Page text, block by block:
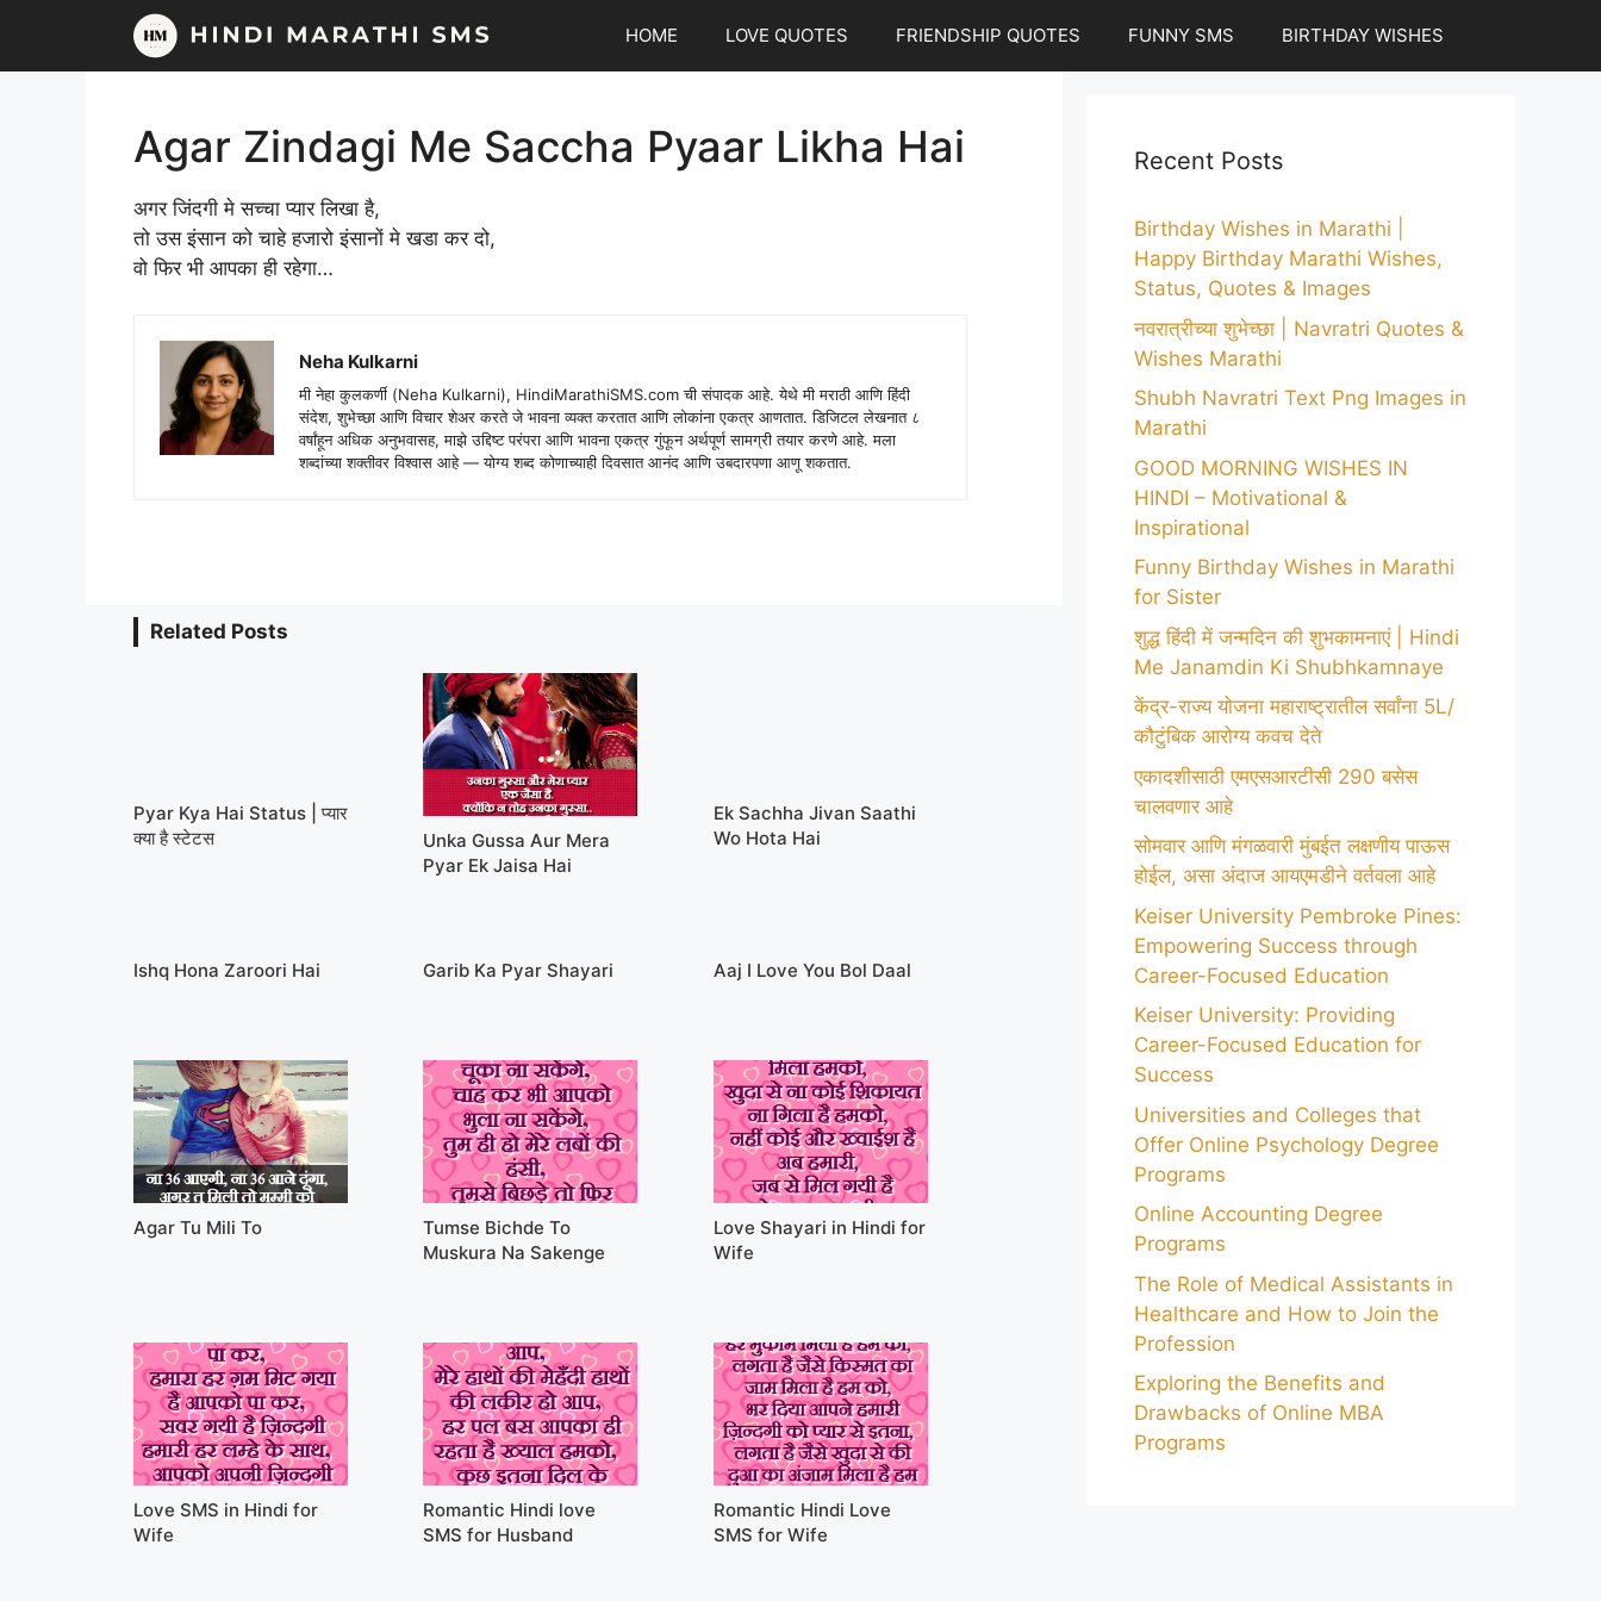
content
HOME LOVE QUOTES FRIENDSHIP QUOTES FUNNY SMS BIRTHDAY WISHES
Agar Zindagi Me Saccha Pyaar Likha Hai
अगर जिंदगी मे सच्चा प्यार लिखा है,
तो उस इंसान को चाहे हजारो इंसानों मे खडा कर दो,
वो फिर भी आपका ही रहेगा…
Neha Kulkarni
मी नेहा कुलकर्णी (Neha Kulkarni), HindiMarathiSMS.com ची संपादक आहे. येथे मी मराठी आणि हिंदी
संदेश, शुभेच्छा आणि विचार शेअर करते जे भावना व्यक्त करतात आणि लोकांना एकत्र आणतात. डिजिटल लेखनात ८
वर्षांहून अधिक अनुभवासह, माझे उद्दिष्ट परंपरा आणि भावना एकत्र गुंफून अर्थपूर्ण सामग्री तयार करणे आहे. मला
शब्दांच्या शक्तीवर विश्वास आहे — योग्य शब्द कोणाच्याही दिवसात आनंद आणि उबदारपणा आणू शकतात.
Related Posts
Pyar Kya Hai Status | प्यार
क्या है स्टेटस
Unka Gussa Aur Mera
Pyar Ek Jaisa Hai
Ek Sachha Jivan Saathi
Wo Hota Hai
Ishq Hona Zaroori Hai Garib Ka Pyar Shayari Aaj I Love You Bol Daal
Agar Tu Mili To
Tumse Bichde To
Muskura Na Sakenge
Love Shayari in Hindi for
Wife
Love SMS in Hindi for
Wife
Romantic Hindi love
SMS for Husband
Romantic Hindi Love
SMS for Wife
Recent Posts
Birthday Wishes in Marathi |
Happy Birthday Marathi Wishes,
Status, Quotes & Images
नवरात्रीच्या शुभेच्छा | Navratri Quotes &
Wishes Marathi
Shubh Navratri Text Png Images in
Marathi
GOOD MORNING WISHES IN
HINDI – Motivational &
Inspirational
Funny Birthday Wishes in Marathi
for Sister
शुद्ध हिंदी में जन्मदिन की शुभकामनाएं | Hindi
Me Janamdin Ki Shubhkamnaye
केंद्र-राज्य योजना महाराष्ट्रातील सर्वांना 5L/
कौटुंबिक आरोग्य कवच देते
एकादशीसाठी एमएसआरटीसी 290 बसेस
चालवणार आहे
सोमवार आणि मंगळवारी मुंबईत लक्षणीय पाऊस
होईल, असा अंदाज आयएमडीने वर्तवला आहे
Keiser University Pembroke Pines:
Empowering Success through
Career-Focused Education
Keiser University: Providing
Career-Focused Education for
Success
Universities and Colleges that
Offer Online Psychology Degree
Programs
Online Accounting Degree
Programs
The Role of Medical Assistants in
Healthcare and How to Join the
Profession
Exploring the Benefits and
Drawbacks of Online MBA
Programs